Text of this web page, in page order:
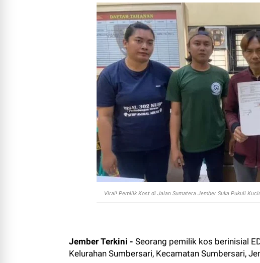
Viral! Pemilik Kost di Jalan Sumatera Jember Suka Pukuli
Jember Terkini - Seorang pemilik kos berinisial
Kelurahan Sumbersari, Kecamatan Sumbersari,